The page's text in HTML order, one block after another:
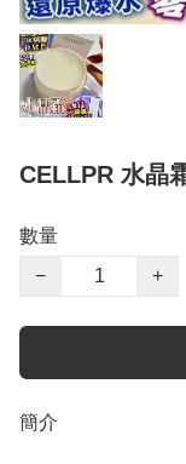
CELLPR 水晶
數量
−
+
簡介